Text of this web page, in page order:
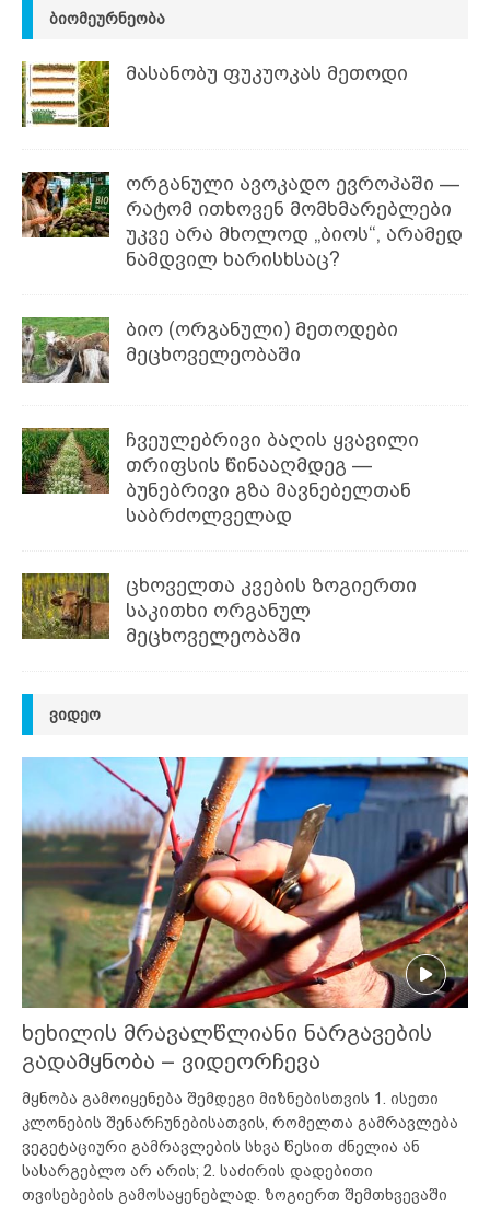
ᲑᲘᲝᲛᲔᲣᲠᲜᲔᲝᲑᲐ
მასანობუ ფუკუოკას მეთოდი
ორგანული ავოკადო ევროპაში —
რატომ ითხოვენ მომხმარებლები
უკვე არა მხოლოდ „ბიოს“, არამედ
ნამდვილ ხარისხსაც?
ბიო (ორგანული) მეთოდები
მეცხოველეობაში
ჩვეულებრივი ბაღის ყვავილი
თრიფსის წინააღმდეგ —
ბუნებრივი გზა მავნებელთან
საბრძოლველად
ცხოველთა კვების ზოგიერთი
საკითხი ორგანულ
მეცხოველეობაში
ᲕᲘᲓᲔᲝ
ხეხილის მრავალწლიანი ნარგავების
გადამყნობა – ვიდეორჩევა
მყნობა გამოიყენება შემდეგი მიზნებისთვის 1. ისეთი
კლონების შენარჩუნებისათვის, რომელთა გამრავლება
ვეგეტაციური გამრავლების სხვა წესით ძნელია ან
სასარგებლო არ არის; 2. საძირის დადებითი
თვისებების გამოსაყენებლად. ზოგიერთ შემთხვევაში